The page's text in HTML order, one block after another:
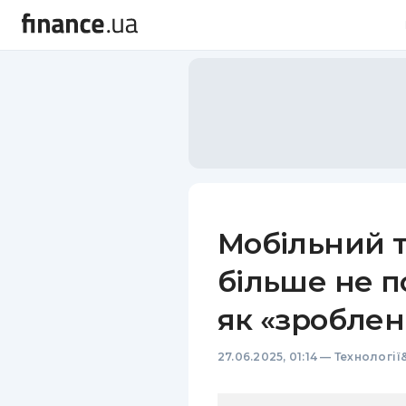
Мобільний
більше не
як
27.06.2025, 01:14 —